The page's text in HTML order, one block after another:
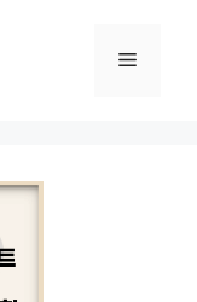
메